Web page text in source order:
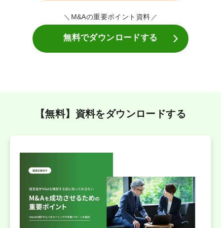
M&Aの重要ポイント資料
無料でダウンロードする
【無料】資料をダウンロードする